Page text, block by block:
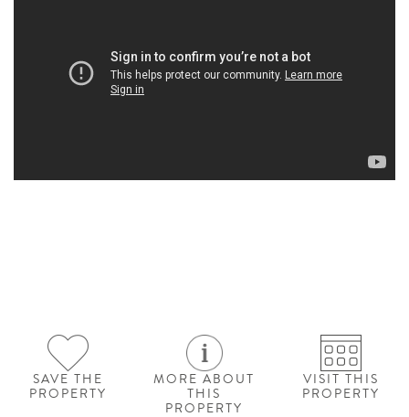
SAVE THE
PROPERTY
MORE ABOUT
THIS
PROPERTY
VISIT THIS
PROPERTY